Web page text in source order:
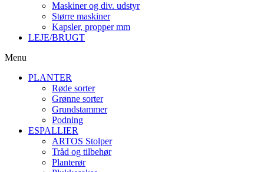
Maskiner og div. udstyr
Større maskiner
Kapsler, propper mm
LEJE/BRUGT
Menu
PLANTER
Røde sorter
Grønne sorter
Grundstammer
Podning
ESPALLIER
ARTOS Stolper
Tråd og tilbehør
Planterør